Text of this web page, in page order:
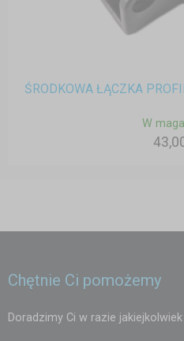
ŚRODKOWA ŁĄCZKA
W
Chętnie Ci pomożemy
Doradzimy Ci w razie